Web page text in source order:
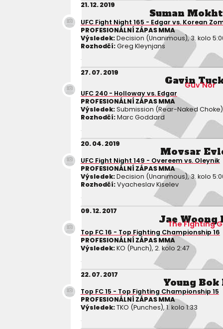
21. 12. 2019
Suman
UFC Fight Night 165 - Edgar vs. Korean
PROFESIONÁLNÍ ZÁPAS MMA
Výsledek:Decision (Unanimous), 3. kolo
Rozhodčí:Greg Kleynjans
27. 07. 2019
GavinGuv'Nor
UFC 240 - Holloway vs. Edgar
PROFESIONÁLNÍ ZÁPAS MMA
Výsledek:Submission (Rear-Naked Choke),
Rozhodčí:Marc Goddard
20. 04. 2019
Movsar
UFC Fight Night 149 - Overeem vs. Oleynik
PROFESIONÁLNÍ ZÁPAS MMA
Výsledek:Decision (Unanimous), 3. kolo
Rozhodčí:Vyacheslav Kiselev
09. 12. 2017
Jae Woong
The Fighting
Top FC 16 - Top Fighting Championship 16
PROFESIONÁLNÍ ZÁPAS MMA
Výsledek:KO (Punch), 2. kolo 2:47
22. 07. 2017
Young
Top FC 15 - Top Fighting Championship 15
PROFESIONÁLNÍ ZÁPAS MMA
Výsledek:TKO (Punches), 1. kolo 1:33